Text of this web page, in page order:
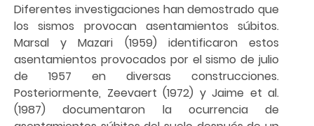
Diferentes investigaciones han demostrado que
los sismos provocan asentamientos súbitos.
Marsal y Mazari (1959) identificaron estos
asentamientos provocados por el sismo de julio
de 1957 en diversas construcciones.
Posteriormente, Zeevaert (1972) y Jaime et al.
(1987) documentaron la ocurrencia de